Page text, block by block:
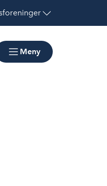
Meny